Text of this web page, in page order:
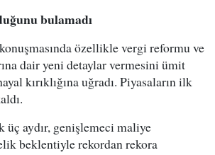
bulamadı
özellikle vergi reformu ve
dair yeni detaylar vermesini ümit
kırıklığına uğradı. Piyasaların ilk
üç aydır, genişlemeci maliye
beklentiyle rekordan rekora